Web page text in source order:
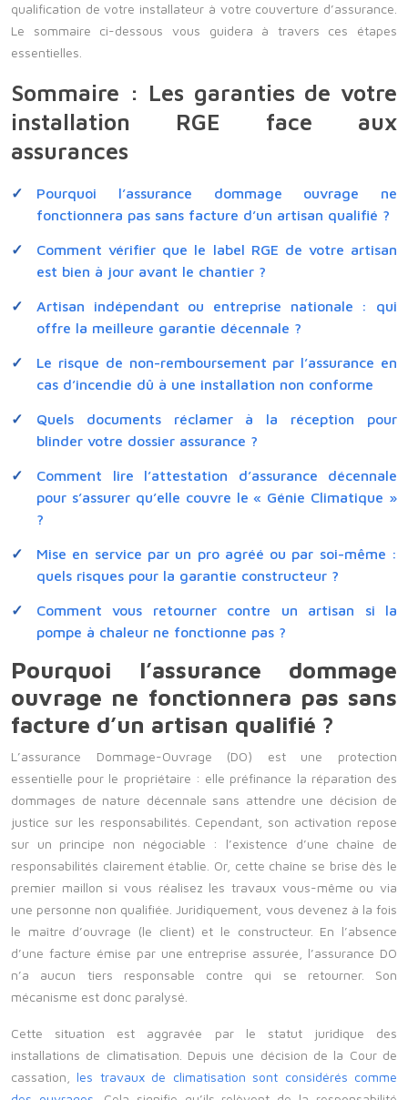
qualification de votre installateur à votre couverture d’assurance.
Le sommaire ci-dessous vous guidera à travers ces étapes
essentielles.
Sommaire : Les garanties de votre
installation RGE face aux
assurances
Pourquoi l’assurance dommage ouvrage ne
fonctionnera pas sans facture d’un artisan qualifié ?
Comment vérifier que le label RGE de votre artisan
est bien à jour avant le chantier ?
Artisan indépendant ou entreprise nationale : qui
offre la meilleure garantie décennale ?
Le risque de non-remboursement par l’assurance en
cas d’incendie dû à une installation non conforme
Quels documents réclamer à la réception pour
blinder votre dossier assurance ?
Comment lire l’attestation d’assurance décennale
pour s’assurer qu’elle couvre le « Génie Climatique »
?
Mise en service par un pro agréé ou par soi-même :
quels risques pour la garantie constructeur ?
Comment vous retourner contre un artisan si la
pompe à chaleur ne fonctionne pas ?
Pourquoi l’assurance dommage
ouvrage ne fonctionnera pas sans
facture d’un artisan qualifié ?
L’assurance Dommage-Ouvrage (DO) est une protection
essentielle pour le propriétaire : elle préfinance la réparation des
dommages de nature décennale sans attendre une décision de
justice sur les responsabilités. Cependant, son activation repose
sur un principe non négociable : l’existence d’une chaîne de
responsabilités clairement établie. Or, cette chaîne se brise dès le
premier maillon si vous réalisez les travaux vous-même ou via
une personne non qualifiée. Juridiquement, vous devenez à la fois
le maître d’ouvrage (le client) et le constructeur. En l’absence
d’une facture émise par une entreprise assurée, l’assurance DO
n’a aucun tiers responsable contre qui se retourner. Son
mécanisme est donc paralysé.
Cette situation est aggravée par le statut juridique des
installations de climatisation. Depuis une décision de la Cour de
cassation, les travaux de climatisation sont considérés comme